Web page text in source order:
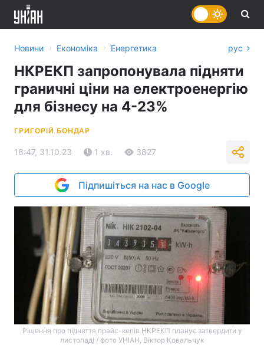
Новини › Економіка › Енергетика рус
НКРЕКП запропонувала підняти
граничні ціни на електроенергію
для бізнесу на 4-23%
ГРИГОРІЙ БОНДАР
18:47, 31.10.23 1 хв. 3827
Підпишіться на нас в Google
Рішення про підняття прайс-кепів НКРЕКП планує затвердити у
листопаді / фото УНІАН, Віктор Ковальчук